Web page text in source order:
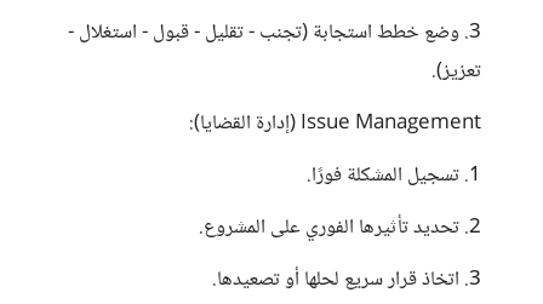
3. وضع خطط استجابة (تجنب - تقليل - قبول - استغلال -
تعزيز).
Issue Management (إدارة القضايا):
1. تسجيل المشكلة فورًا.
2. تحديد تأثيرها الفوري على المشروع.
3. اتخاذ قرار سريع لحلها أو تصعيدها.